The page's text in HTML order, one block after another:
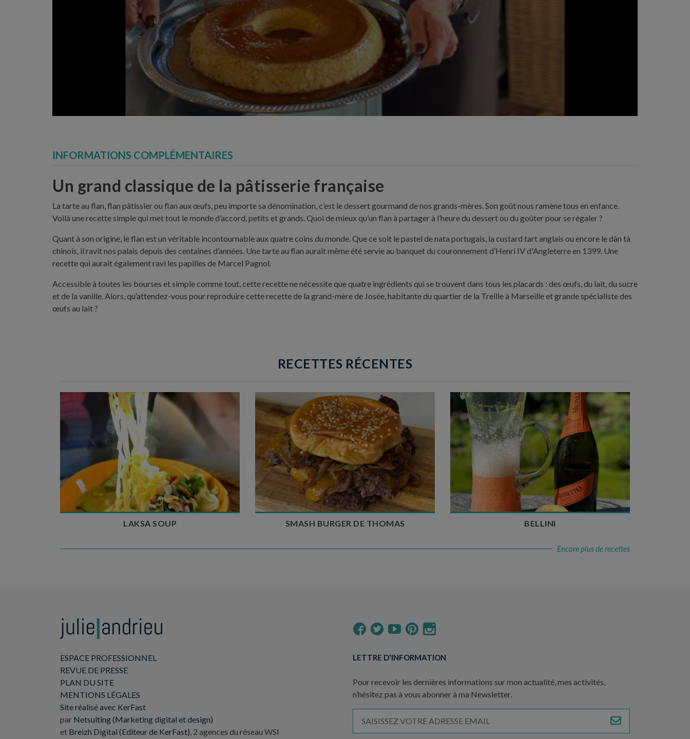
INFORMATIONS COMPLÉMENTAIRES
Un grand classique de la pâtisserie française
La tarte au flan, flan pâtissier ou flan aux œufs, peu importe sa dénomination, c’est le dessert gourmand de nos grands-mères. Son goût nous ramène tous en enfance.
Voilà une recette simple qui met tout le monde d’accord, petits et grands. Quoi de mieux qu’un flan à partager à l’heure du dessert ou du goûter pour se régaler ?
Quant à son origine, le flan est un véritable incontournable aux quatre coins du monde. Que ce soit le pastel de nata portugais, la custard tart anglais ou encore le dàn tà
chinois, il ravit nos palais depuis des centaines d’années. Une tarte au flan aurait même été servie au banquet du couronnement d’Henri IV d'Angleterre en 1399. Une
recette qui aurait également ravi les papilles de Marcel Pagnol.
Accessible à toutes les bourses et simple comme tout, cette recette ne nécessite que quatre ingrédients qui se trouvent dans tous les placards : des œufs, du lait, du sucre
et de la vanille. Alors, qu’attendez-vous pour reproduire cette recette de la grand-mère de Josée, habitante du quartier de la Treille à Marseille et grande spécialiste des
œufs au lait ?
RECETTES RÉCENTES
Temps de préparation : 40 min
Temps de cuisson : 25 min
Nombre de couverts : 4
LAKSA SOUP
Temps de préparation : 20 min
Temps de cuisson : 5 à 10 min
Nombre de couverts : 4
SMASH BURGER DE THOMAS
Temps de préparation : 10 min
Nombre de couverts : 3
BELLINI
Encore plus de recettes
ESPACE PROFESSIONNEL
REVUE DE PRESSE
PLAN DU SITE
MENTIONS LÉGALES
Site réalisé avec KerFast
par Netsulting (Marketing digital et design)
et Breizh Digital (Editeur de KerFast) , 2 agences du réseau WSI
LETTRE D'INFORMATION
Pour recevoir les dernières informations sur mon actualité, mes activités,
n’hésitez pas à vous abonner à ma Newsletter.